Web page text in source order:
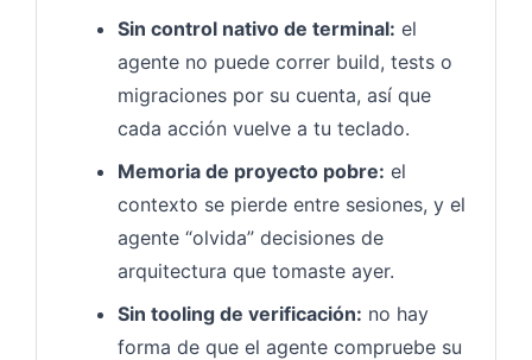
Sin control nativo de terminal: el
agente no puede correr build, tests o
migraciones por su cuenta, así que
cada acción vuelve a tu teclado.
Memoria de proyecto pobre: el
contexto se pierde entre sesiones, y el
agente “olvida” decisiones de
arquitectura que tomaste ayer.
Sin tooling de verificación: no hay
forma de que el agente compruebe su